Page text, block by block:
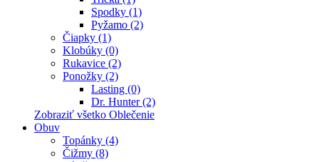
Spodky (1)
Pyžamo (2)
Čiapky (1)
Klobúky (0)
Rukavice (2)
Ponožky (2)
Lasting (0)
Dr. Hunter (2)
Zobraziť všetko Oblečenie
Obuv
Topánky (4)
Čižmy (8)